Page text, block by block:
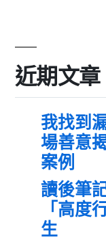
近期文章
我找到
場善意
案例
讀後筆
「高度
生